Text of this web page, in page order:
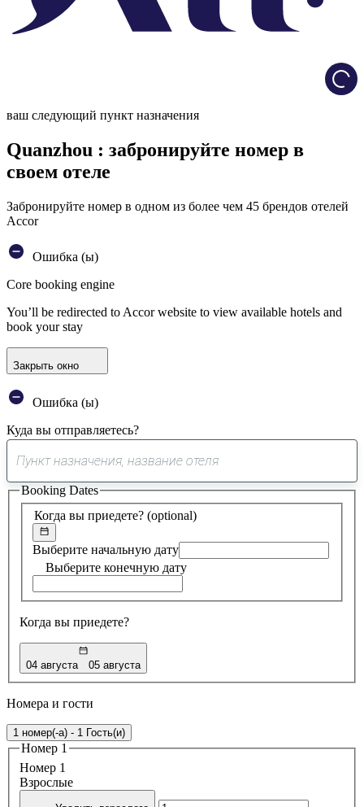
ваш следующий пункт назначения
Quanzhou : забронируйте номер в
своем отеле
Забронируйте номер в одном из более чем 45 брендов отелей
Accor
Ошибка (ы)
Core booking engine
You’ll be redirected to Accor website to view available hotels and
book your stay
Закрыть окно
Ошибка (ы)
Куда вы отправляетесь?
0
предложение
найдено
Когда вы приедете? (optional)
Выберите начальную дату
Выберите конечную дату
Когда вы приедете?
04 августа 05 августа
Booking Dates
Номера и гости
1 номер(-а) - 1 Гость(и)
Номер 1
Номер 1
Bзрослые